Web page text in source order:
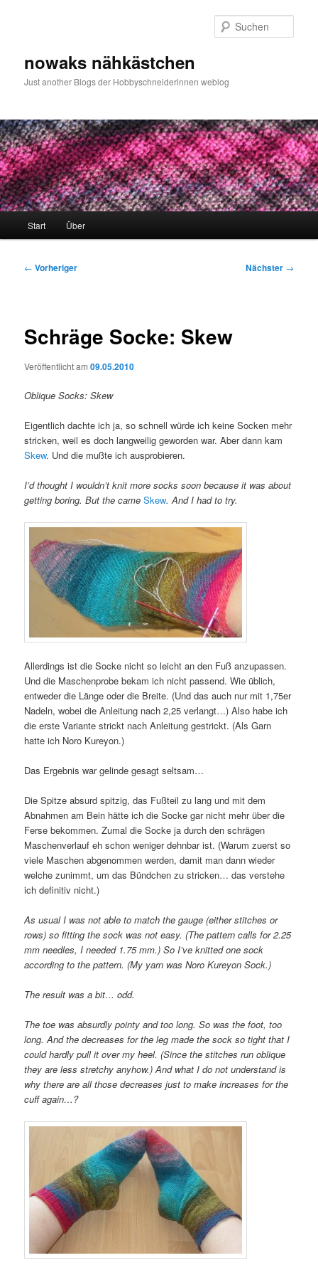
nowaks nähkästchen
Just another Blogs der Hobbyschneiderinnen weblog
Start Über
Beitragsnavigation
← Vorheriger Nächster →
Schräge Socke: Skew
Veröffentlicht am09.05.2010
Oblique Socks: Skew
Eigentlich dachte ich ja, so schnell würde ich keine Socken mehr
stricken, weil es doch langweilig geworden war. Aber dann kam
Skew. Und die mußte ich ausprobieren.
I’d thought I wouldn’t knit more socks soon because it was about
getting boring. But the cameSkew. And I had to try.
Allerdings ist die Socke nicht so leicht an den Fuß anzupassen.
Und die Maschenprobe bekam ich nicht passend. Wie üblich,
entweder die Länge oder die Breite. (Und das auch nur mit 1,75er
Nadeln, wobei die Anleitung nach 2,25 verlangt…) Also habe ich
die erste Variante strickt nach Anleitung gestrickt. (Als Garn
hatte ich Noro Kureyon.)
Das Ergebnis war gelinde gesagt seltsam…
Die Spitze absurd spitzig, das Fußteil zu lang und mit dem
Abnahmen am Bein hätte ich die Socke gar nicht mehr über die
Ferse bekommen. Zumal die Socke ja durch den schrägen
Maschenverlauf eh schon weniger dehnbar ist. (Warum zuerst so
viele Maschen abgenommen werden, damit man dann wieder
welche zunimmt, um das Bündchen zu stricken… das verstehe
ich definitiv nicht.)
As usual I was not able to match the gauge (either stitches or
rows) so fitting the sock was not easy. (The pattern calls for 2.25
mm needles, I needed 1.75 mm.) So I’ve knitted one sock
according to the pattern. (My yarn was Noro Kureyon Sock.)
The result was a bit… odd.
The toe was absurdly pointy and too long. So was the foot, too
long. And the decreases for the leg made the sock so tight that I
could hardly pull it over my heel. (Since the stitches run oblique
they are less stretchy anyhow.) And what I do not understand is
why there are all those decreases just to make increases for the
cuff again…?